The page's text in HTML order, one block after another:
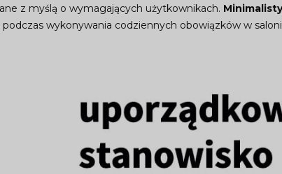
z myślą o wymagających użytkownikach.
podczas wykonywania codziennych obowiązków w